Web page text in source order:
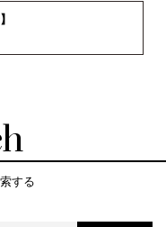
する